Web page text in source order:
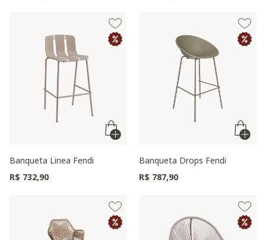
Banqueta Linea Fendi
R$ 732,90
Banqueta Drops Fendi
R$ 787,90